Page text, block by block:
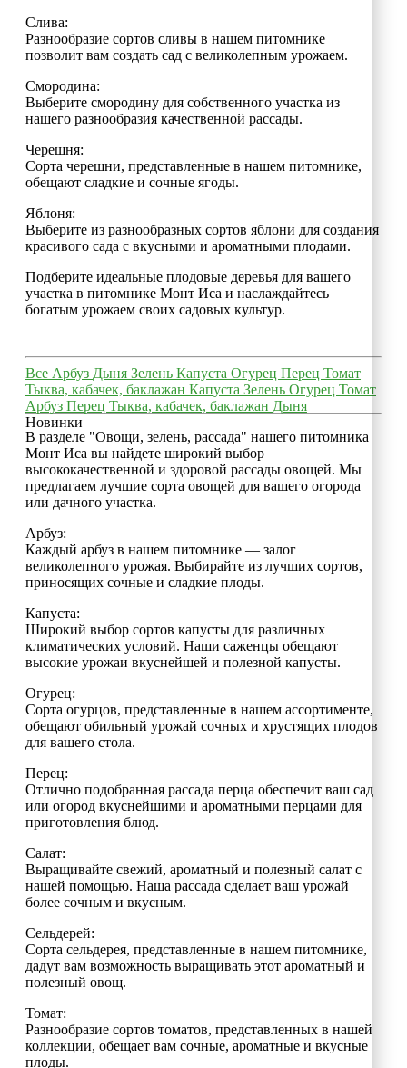
Слива:
Разнообразие сортов сливы в нашем питомнике
позволит вам создать сад с великолепным урожаем.
Смородина:
Выберите смородину для собственного участка из
нашего разнообразия качественной рассады.
Черешня:
Сорта черешни, представленные в нашем питомнике,
обещают сладкие и сочные ягоды.
Яблоня:
Выберите из разнообразных сортов яблони для создания
красивого сада с вкусными и ароматными плодами.
Подберите идеальные плодовые деревья для вашего
участка в питомнике Монт Иса и наслаждайтесь
богатым урожаем своих садовых культур.
Все Арбуз Дыня Зелень Капуста Огурец Перец Томат
Тыква, кабачек, баклажан Капуста Зелень Огурец Томат
Арбуз Перец Тыква, кабачек, баклажан Дыня
Новинки
В разделе "Овощи, зелень, рассада" нашего питомника
Монт Иса вы найдете широкий выбор
высококачественной и здоровой рассады овощей. Мы
предлагаем лучшие сорта овощей для вашего огорода
или дачного участка.
Арбуз:
Каждый арбуз в нашем питомнике — залог
великолепного урожая. Выбирайте из лучших сортов,
приносящих сочные и сладкие плоды.
Капуста:
Широкий выбор сортов капусты для различных
климатических условий. Наши саженцы обещают
высокие урожаи вкуснейшей и полезной капусты.
Огурец:
Сорта огурцов, представленные в нашем ассортименте,
обещают обильный урожай сочных и хрустящих плодов
для вашего стола.
Перец:
Отлично подобранная рассада перца обеспечит ваш сад
или огород вкуснейшими и ароматными перцами для
приготовления блюд.
Салат:
Выращивайте свежий, ароматный и полезный салат с
нашей помощью. Наша рассада сделает ваш урожай
более сочным и вкусным.
Сельдерей:
Сорта сельдерея, представленные в нашем питомнике,
дадут вам возможность выращивать этот ароматный и
полезный овощ.
Томат:
Разнообразие сортов томатов, представленных в нашей
коллекции, обещает вам сочные, ароматные и вкусные
плоды.